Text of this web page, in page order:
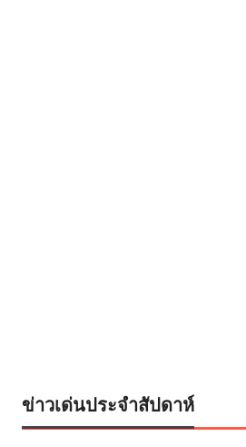
ข่าวเด่นประจำสัปดาห์